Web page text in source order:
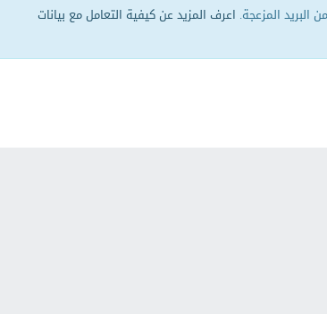
المزعجة. اعرف المزيد عن كيفية التعامل مع بيانات